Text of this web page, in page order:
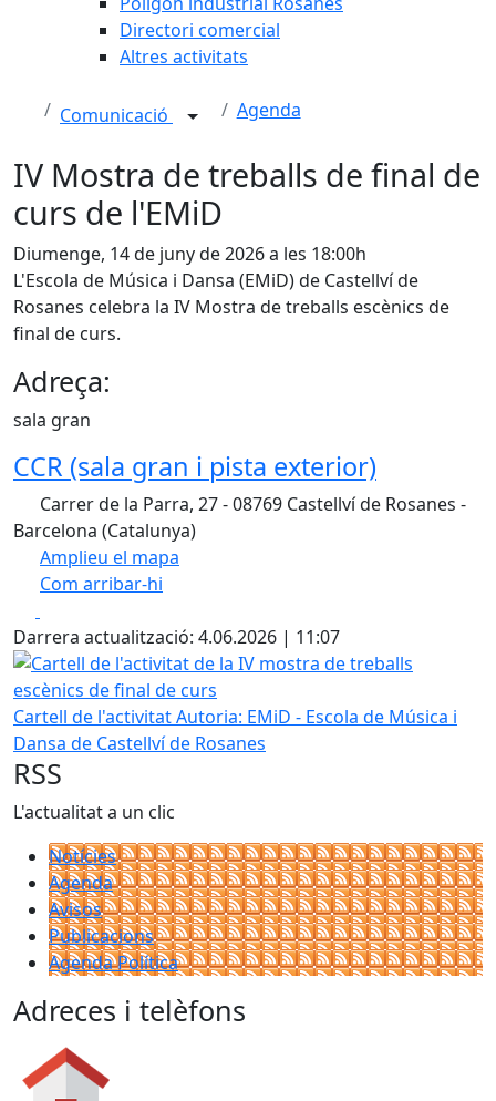
Directori comercial
Altres activitats
Comunicació Agenda
IV Mostra de treballs de final de
curs de l'EMiD
Diumenge, 14 de juny de 2026 a les 18:00h
L'Escola de Música i Dansa (EMiD) de Castellví de
Rosanes celebra la IV Mostra de treballs escènics de
final de curs.
Adreça:
sala gran
CCR (sala gran i pista exterior)
Carrer de la Parra, 27 - 08769 Castellví de Rosanes -
Barcelona (Catalunya)
Amplieu el mapa
Com arribar-hi
+
−
Darrera actualització: 4.06.2026 | 11:07
Cartell de l'activitat de la IV mostra de treballs escènics
Cartell de l'activitatAutoria: EMiD - Escola de Música i
Dansa de Castellví de Rosanes
RSS
L'actualitat a un clic
Notícies
Agenda
Avisos
Publicacions
Agenda Política
Adreces i telèfons